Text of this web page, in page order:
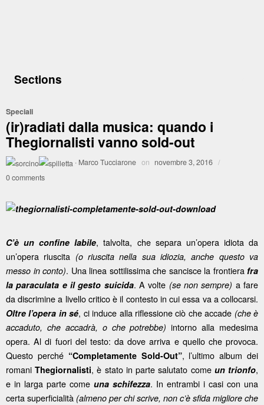
Sections
Speciali
(ir)radiati dalla musica: quando i
Thegiornalisti vanno sold-out
· Marco Tucciarone on novembre 3, 2016 /
0 comments
C’è un confine labile, talvolta, che separa un’opera idiota da
un’opera riuscita (o riuscita nella sua idiozia, anche questo va
messo in conto). Una linea sottilissima che sancisce la frontiera fra
la paraculata e il gesto suicida. A volte (se non sempre) a fare
da discrimine a livello critico è il contesto in cui essa va a collocarsi.
Oltre l’opera in sé, ci induce alla riflessione ciò che accade (che è
accaduto, che accadrà, o che potrebbe) intorno alla medesima
opera. Al di fuori del testo: da dove arriva e quello che provoca.
Questo perché “Completamente Sold-Out”, l’ultimo album dei
romaniThegiornalisti, è stato in parte salutato come un trionfo,
e in larga parte come una schifezza. In entrambi i casi con una
certa superficialità (almeno per chi scrive, non c’è sfida migliore che